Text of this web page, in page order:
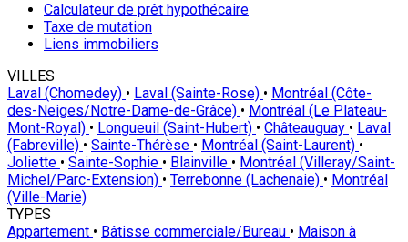
Calculateur de prêt hypothécaire
Taxe de mutation
Liens immobiliers
VILLES
Laval (Chomedey) • Laval (Sainte-Rose) • Montréal (Côte-
des-Neiges/Notre-Dame-de-Grâce) • Montréal (Le Plateau-
Mont-Royal) • Longueuil (Saint-Hubert) • Châteauguay • Laval
(Fabreville) • Sainte-Thérèse • Montréal (Saint-Laurent) •
Joliette • Sainte-Sophie • Blainville • Montréal (Villeray/Saint-
Michel/Parc-Extension) • Terrebonne (Lachenaie) • Montréal
(Ville-Marie)
TYPES
Appartement • Bâtisse commerciale/Bureau • Maison à